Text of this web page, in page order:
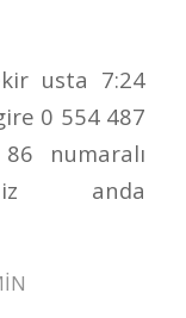
usta 7:24
0 554 487
numaralı
anda